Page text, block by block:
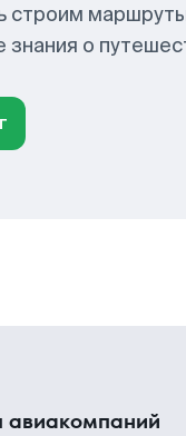
маршруты
знания о
авиакомпаний